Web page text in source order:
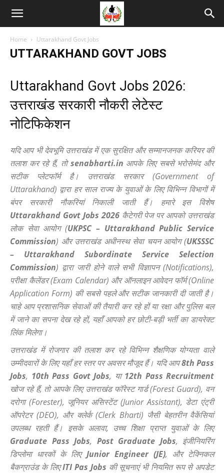
Home Uttarakhand Govt Jobs
UTTARAKHAND GOVT JOBS
Uttarakhand Govt Jobs 2026:
उत्तराखंड सरकारी नौकरी लेटेस्ट
नोटिफिकेशन
यदि आप भी देवभूमि उत्तराखंड में एक सुरक्षित और सम्मानजनक करियर की
तलाश कर रहे हैं, तोsenabharti.in आपके लिए सबसे भरोसेमंद और
सटीक प्लेटफॉर्म है। उत्तराखंड सरकार (Government of
Uttarakhand) द्वारा हर साल राज्य के युवाओं के लिए विभिन्न विभागों में
बंपर सरकारी नौकरियां निकाली जाती हैं। हमारे इस विशेष
Uttarakhand Govt Jobs 2026कैटेगरी पेज पर आपको उत्तराखंड
लोक सेवा आयोग (UKPSC – Uttarakhand Public Service
Commission) और उत्तराखंड अधीनस्थ सेवा चयन आयोग (UKSSSC
– Uttarakhand Subordinate Service Selection
Commission) द्वारा जारी होने वाले सभी विज्ञापन (Notifications),
परीक्षा कैलेंडर (Exam Calendar) और ऑनलाइन आवेदन फॉर्म (Online
Application Form) की सबसे पहले और सटीक जानकारी दी जाती है।
चाहे आप प्रशासनिक सेवाओं की तैयारी कर रहे हों या रक्षा और पुलिस बल
में जाने का सपना देख रहे हों, यहाँ आपको हर छोटी-बड़ी भर्ती का डायरेक्ट
लिंक मिलेगा।
उत्तराखंड में रोजगार की तलाश कर रहे विभिन्न शैक्षणिक योग्यता वाले
उम्मीदवारों के लिए यहाँ हर स्तर पर अवसर मौजूद हैं। यदि आप8th Pass
Jobs, 10th Pass Govt Jobs, या 12th Pass Recruitment
खोज रहे हैं, तो आपके लिए उत्तराखंड फॉरेस्ट गार्ड (Forest Guard), वन
दरोगा (Forester), जूनियर असिस्टेंट (Junior Assistant), डेटा एंट्री
ऑपरेटर (DEO), और क्लेर्क (Clerk Bharti) जैसी बेहतरीन वैकेंसियां
उपलब्ध रहती हैं। इसके अलावा, उच्च शिक्षा प्राप्त युवाओं के लिए
Graduate Pass Jobs, Post Graduate Jobs, इंजीनियरिंग
डिप्लोमा धारकों के लिए Junior Engineer (JE), और टेक्निकल
बैकग्राउंड के लिएITI Pas Jobs की सूचनाएं भी नियमित रूप से अपडेट